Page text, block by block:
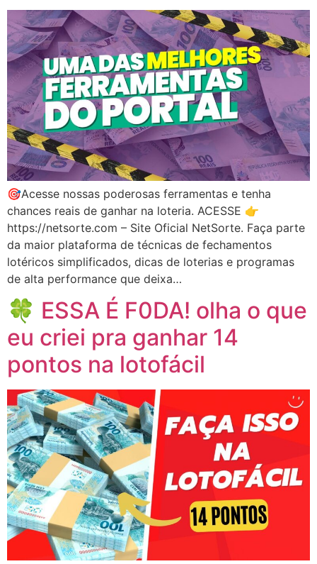
🎯Acesse nossas poderosas ferramentas e tenha
chances reais de ganhar na loteria. ACESSE 👉
https://netsorte.com – Site Oficial NetSorte. Faça parte
da maior plataforma de técnicas de fechamentos
lotéricos simplificados, dicas de loterias e programas
de alta performance que deixa…
🍀 ESSA É F0DA! olha o que
eu criei pra ganhar 14
pontos na lotofácil